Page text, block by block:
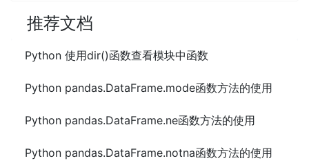
推荐文档
Python 使用dir()函数查看模块中函数
Python pandas.DataFrame.mode函数方法的使用
Python pandas.DataFrame.ne函数方法的使用
Python pandas.DataFrame.notna函数方法的使用